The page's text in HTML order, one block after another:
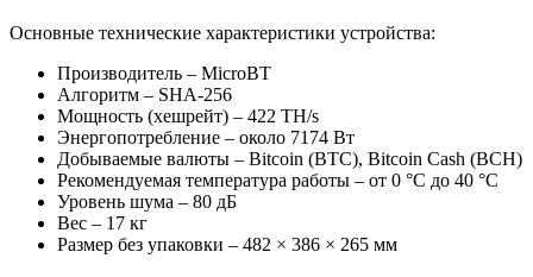
Основные технические характеристики устройства:
Производитель – MicroBT
Алгоритм – SHA-256
Мощность (хешрейт) – 422 TH/s
Энергопотребление – около 7174 Вт
Добываемые валюты – Bitcoin (BTC), Bitcoin Cash (BCH)
Рекомендуемая температура работы – от 0 °C до 40 °C
Уровень шума – 80 дБ
Вес – 17 кг
Размер без упаковки – 482 × 386 × 265 мм